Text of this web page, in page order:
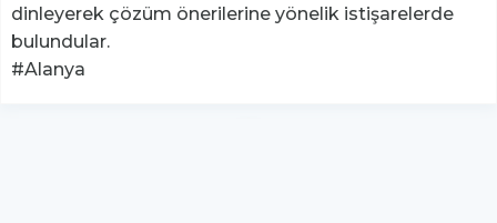
dinleyerek çözüm önerilerine yönelik istişarelerde
bulundular.
#Alanya